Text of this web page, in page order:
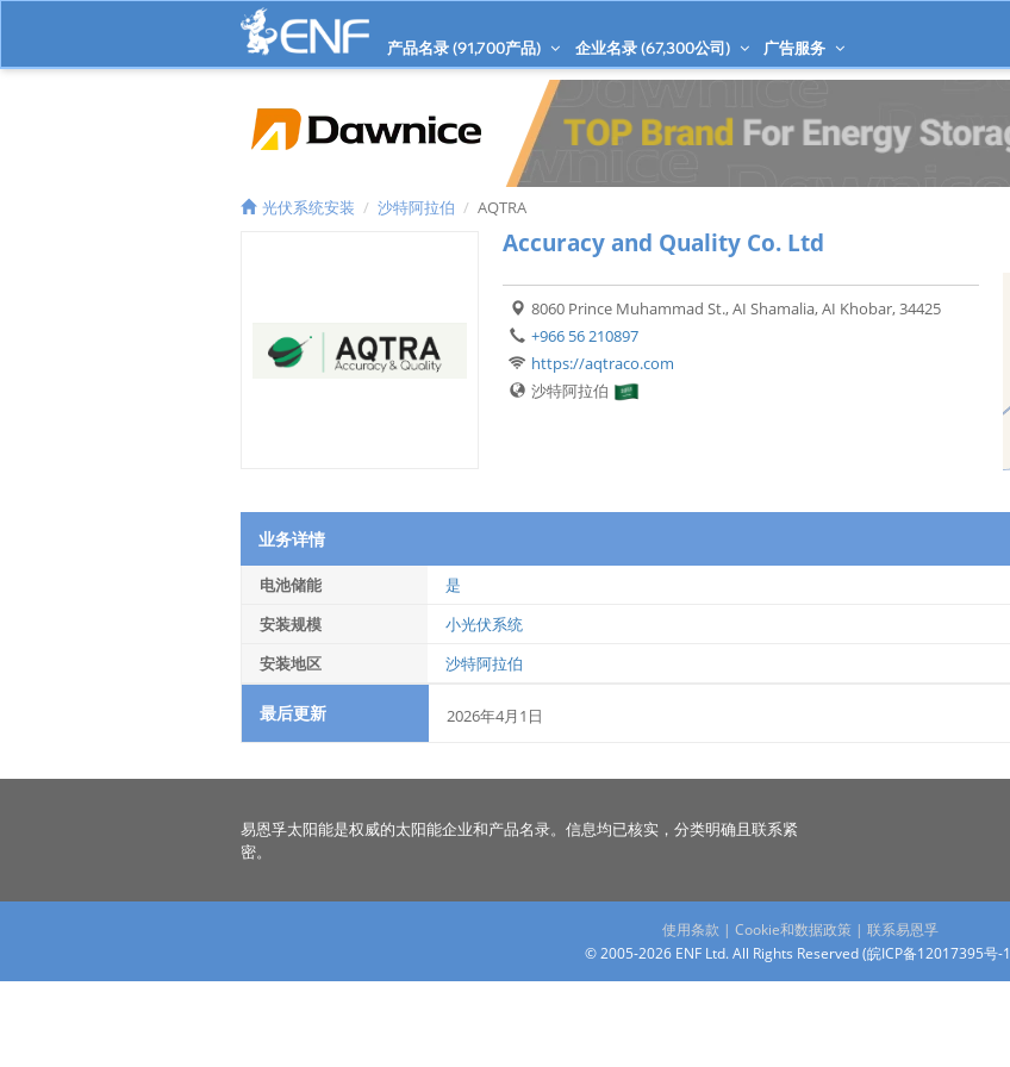
产品名录 (91,700产品) 企业名录 (67,300公司) 广告服务
光伏系统安装 沙特阿拉伯 AQTRA
Accuracy and Quality Co. Ltd
8060 Prince Muhammad St., AI Shamalia, AI Khobar, 34425
+966 56 210897
https://aqtraco.com
沙特阿拉伯
业务详情
电池储能
是
安装规模
小光伏系统
安装地区
沙特阿拉伯
最后更新 2026年4月1日
易恩孚太阳能是权威的太阳能企业和产品名录。信息均已核实，分类明确且联系紧
密。
使用条款 | Cookie和数据政策 | 联系易恩孚
© 2005-2026 ENF Ltd. All Rights Reserved (皖ICP备12017395号-1